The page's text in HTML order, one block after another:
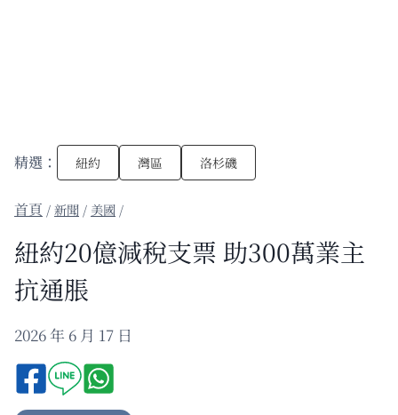
精選： 紐約 灣區 洛杉磯
/新聞 / 美國 /
紐約20億減稅支票 助300萬業主
抗通脹
2026 年 6 月 17 日